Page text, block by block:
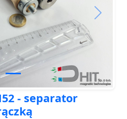
Next
- separator